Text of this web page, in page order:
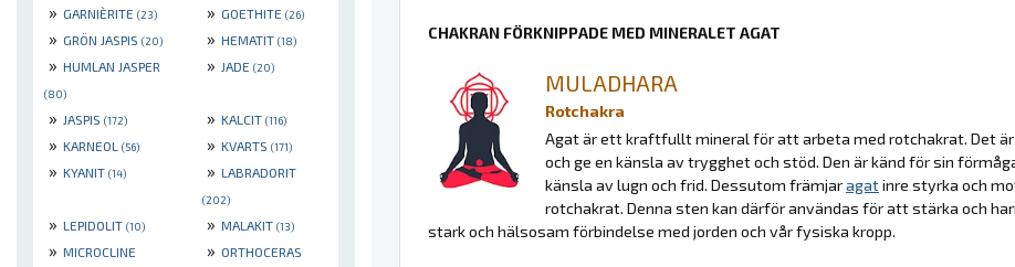
» GARNIÈRITE (23) » GOETHITE (26)
» GRÖN JASPIS (20) » HEMATIT (18)
» HUMLAN JASPER
(80)
» JADE (20)
» JASPIS (172) » KALCIT (116)
» KARNEOL (56) » KVARTS (171)
» KYANIT (14) » LABRADORIT
(202)
» LEPIDOLIT (10) » MALAKIT (13)
» MICROCLINE » ORTHOCERAS
CHAKRAN FÖRKNIPPADE MED MINERALET AGAT
MULADHARA
Rotchakra
Agat är ett kraftfullt mineral för att arbeta med rotchakrat. Det
och ge en känsla av trygghet och stöd. Den är känd för sin
känsla av lugn och frid. Dessutom främjaragatinre styrka och
rotchakrat. Denna sten kan därför användas för att stärka och
stark och hälsosam förbindelse med jorden och vår fysiska kropp.